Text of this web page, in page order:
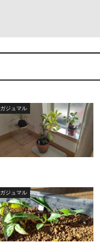
ガジュマル
ガジュマル